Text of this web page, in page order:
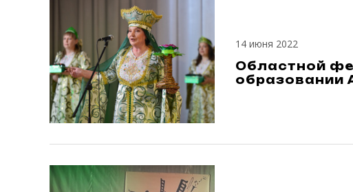
14 июня 2022
Областной
образовании